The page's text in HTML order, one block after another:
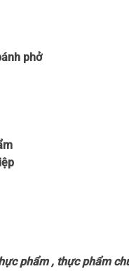
phở
phẩm , thực phẩm